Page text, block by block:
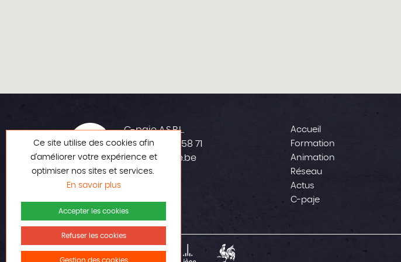
C-paje A.S.B.L.
+32 (0)42 23 58 71
info@c-paje.be
Accueil
Formation
Animation
Réseau
Actus
C-paje
Ce site utilise des cookies afin
d’améliorer votre expérience et
optimiser nos sites et services.
En savoir plus
Accepter les cookies
Refuser les cookies
Gestion des cookies